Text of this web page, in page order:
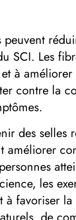
SCI. Les
à
contre la
des selles
améliorer
les
favoriser la